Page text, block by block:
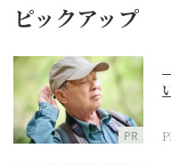
ピックアップ
PR